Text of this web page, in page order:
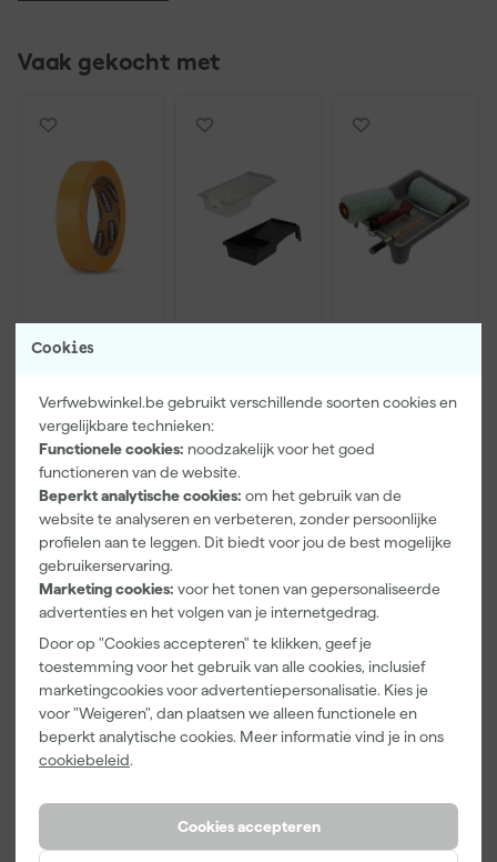
Cookies
Verfwebwinkel.be gebruikt verschillende soorten cookies en
vergelijkbare technieken:
Functionele cookies: noodzakelijk voor het goed
functioneren van de website.
Beperkt analytische cookies: om het gebruik van de
website te analyseren en verbeteren, zonder persoonlijke
profielen aan te leggen. Dit biedt voor jou de best mogelijke
gebruikerservaring.
Marketing cookies: voor het tonen van gepersonaliseerde
advertenties en het volgen van je internetgedrag.
Door op "Cookies accepteren" te klikken, geef je
toestemming voor het gebruik van alle cookies, inclusief
marketingcookies voor advertentiepersonalisatie. Kies je
voor "Weigeren", dan plaatsen we alleen functionele en
beperkt analytische cookies. Meer informatie vind je in ons
cookiebeleid.
Cookies accepteren
Vaak gekocht met
Paintura
Lucamax
50mx24mm
Zaterdag
bezorgd
3,99
incl. BTW
10cm Roller -
inzetbakken
Zaterdag
bezorgd
2,99
incl. BTW
6-delig
Zaterdag
20,73
incl. BTW
Onze Top 10
Ontvetter en